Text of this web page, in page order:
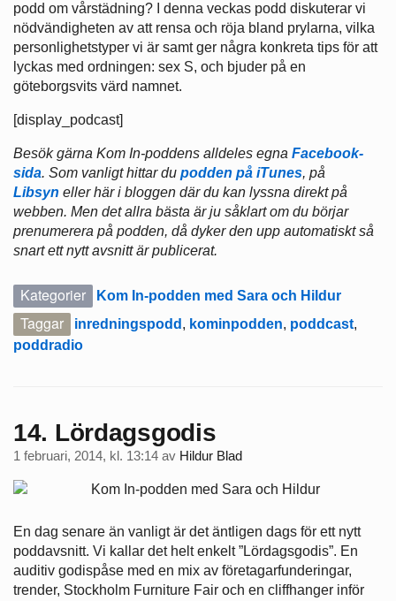
podd om vårstädning? I denna veckas podd diskuterar vi
nödvändigheten av att rensa och röja bland prylarna, vilka
personlighetstyper vi är samt ger några konkreta tips för att
lyckas med ordningen: sex S, och bjuder på en
göteborgsvits värd namnet.
[display_podcast]
Besök gärna Kom In-poddens alldeles egna Facebook-
sida. Som vanligt hittar du podden på iTunes, på
Libsyn eller här i bloggen där du kan lyssna direkt på
webben. Men det allra bästa är ju såklart om du börjar
prenumerera på podden, då dyker den upp automatiskt så
snart ett nytt avsnitt är publicerat.
Kategorier Kom In-podden med Sara och Hildur
Taggar inredningspodd , kominpodden, poddcast,
poddradio
14. Lördagsgodis
1 februari, 2014, kl. 13:14 av Hildur Blad
En dag senare än vanligt är det äntligen dags för ett nytt
poddavsnitt. Vi kallar det helt enkelt ”Lördagsgodis”. En
auditiv godispåse med en mix av företagarfunderingar,
trender, Stockholm Furniture Fair och en cliffhanger inför